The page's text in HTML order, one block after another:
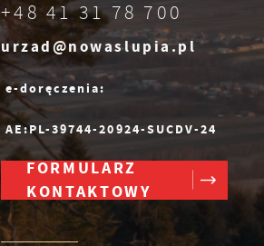
+48 41 31 78 700
urzad@nowaslupia.pl
e-doręczenia:
AE:PL-39744-20924-SUCDV-24
FORMULARZ
KONTAKTOWY